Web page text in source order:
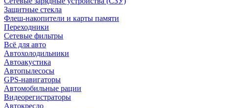
Защитные стекла
Флеш-накопители и карты памяти
Переходники
Сетевые фильтры
Всё для авто
Автохолодильники
Автоакустика
Автопылесосы
GPS-навигаторы
Автомобильные рации
Видеорегистраторы
Автокресло